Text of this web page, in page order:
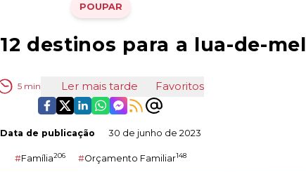
POUPAR
destinos para a lua-de-mel
5min Ler mais tarde Favoritos
Data de publicação 30 de junho de 2023
#Família206 #Orçamento Familiar148